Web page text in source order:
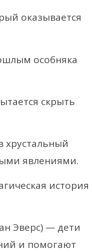
оказывается
особняка
скрыть
явлениями.
история
Эверс) — дети
и помогают